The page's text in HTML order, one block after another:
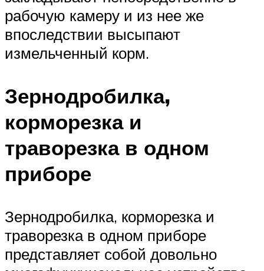
рабочую камеру и из нее же
впоследствии высыпают
измельченный корм.
Зернодробилка,
корморезка и
траворезка в одном
приборе
Зернодробилка, корморезка и
траворезка в одном приборе
представляет собой довольно